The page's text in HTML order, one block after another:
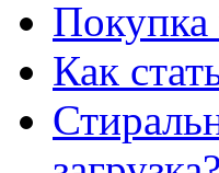
Покупка
Как